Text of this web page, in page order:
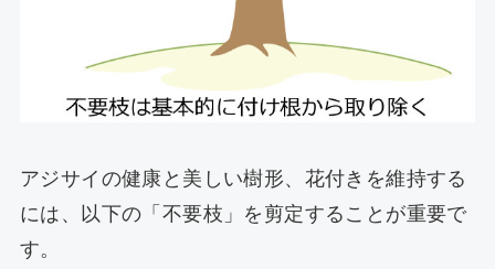
アジサイの健康と美しい樹形、花付きを維持する
には、以下の「不要枝」を剪定することが重要で
す。